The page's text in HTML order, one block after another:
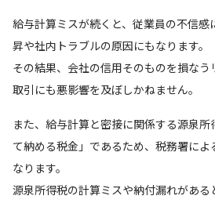
給与計算ミスが続くと、従業員の不信感
昇や社内トラブルの原因にもなります。
その結果、会社の信用そのものを損なう
取引にも悪影響を及ぼしかねません。
また、給与計算と密接に関係する源泉
て納める税金」であるため、税務署によ
なります。
源泉所得税の計算ミスや納付漏れがある